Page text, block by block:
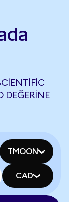
DEĞERINE
TMOON
CAD